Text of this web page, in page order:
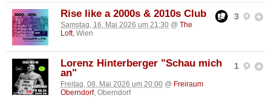
3
Rise like a 2000s & 2010s Club
Samstag, 16. Mai 2026 um 21:30 @ The
Loft, Wien
1
Lorenz Hinterberger "Schau mich
an"
Freitag, 08. Mai 2026 um 20:00 @ Freiraum
Oberndorf, Oberndorf